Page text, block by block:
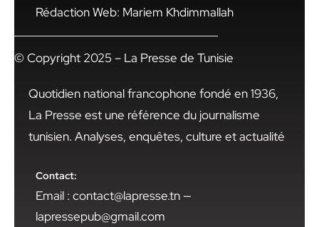
Rédaction Web: Mariem Khdimmallah
© Copyright 2025 – La Presse de Tunisie
Quotidien national francophone fondé en 1936,
La Presse est une référence du journalisme
tunisien. Analyses, enquêtes, culture et actualité
Contact:
Email : contact@lapresse.tn —
lapressepub@gmail.com